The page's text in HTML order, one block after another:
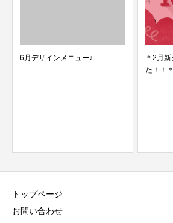
6月デザインメニュー♪
＊2月
た！！＊
トップページ
お問い合わせ